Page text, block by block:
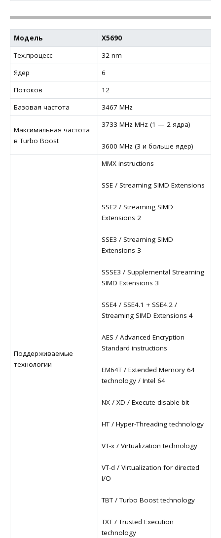
Модель
X5690
Тех.процесс
32 nm
Ядер
6
Потоков
12
Базовая частота
3467 MHz
Максимальная частота
в Turbo Boost
3733 MHz MHz (1 — 2 ядра)
3600 MHz (3 и больше ядер)
Поддерживаемые
технологии
MMX instructions
SSE / Streaming SIMD Extensions
SSE2 / Streaming SIMD
Extensions 2
SSE3 / Streaming SIMD
Extensions 3
SSSE3 / Supplemental Streaming
SIMD Extensions 3
SSE4 / SSE4.1 + SSE4.2 /
Streaming SIMD Extensions 4
AES / Advanced Encryption
Standard instructions
EM64T / Extended Memory 64
technology / Intel 64
NX / XD / Execute disable bit
HT / Hyper-Threading technology
VT-x / Virtualization technology
VT-d / Virtualization for directed
I/O
TBT / Turbo Boost technology
TXT / Trusted Execution
technology